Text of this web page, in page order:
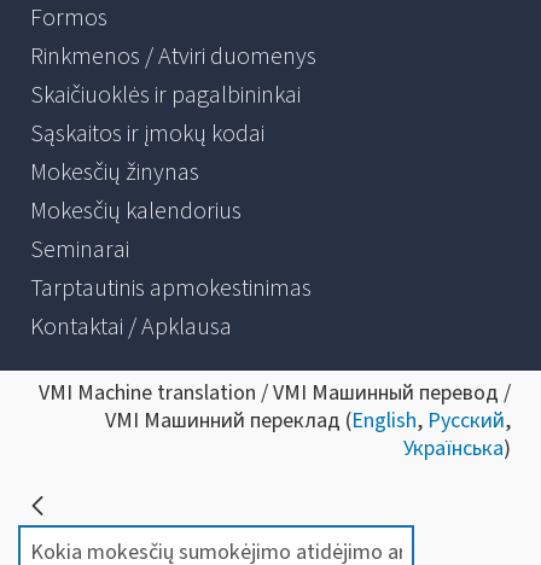
Formos
Rinkmenos / Atviri duomenys
Skaičiuoklės ir pagalbininkai
Sąskaitos ir įmokų kodai
Mokesčių žinynas
Mokesčių kalendorius
Seminarai
Tarptautinis apmokestinimas
Kontaktai / Apklausa
VMI Machine translation / VMI Машинный перевод /
VMI Машинний переклад (English, Русский,
Українська)